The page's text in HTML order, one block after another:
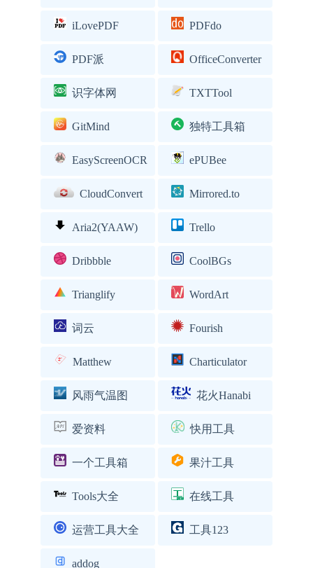
iLovePDF PDFdo
PDF派 OfficeConverter
识字体网 TXTTool
GitMind 独特工具箱
EasyScreenOCR ePUBee
CloudConvert Mirrored.to
Aria2(YAAW) Trello
Dribbble CoolBGs
Trianglify WordArt
词云 Fourish
Matthew Charticulator
风雨气温图 花火Hanabi
爱资料 快用工具
一个工具箱 果汁工具
Tools大全 在线工具
运营工具大全 工具123
addog